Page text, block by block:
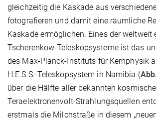
gleichzeitig die Kaskade aus
fotografieren und damit eine räumliche
Kaskade ermöglichen. Eines der weltweit
Tscherenkow-Teleskopsysteme ist das
des Max-Planck-Instituts für Kernphysik
H.E.S.S.-Teleskopsystem in Namibia (
über die Hälfte aller bekannten
Teraelektronenvolt-Strahlungsquellen
erstmals die Milchstraße in diesem